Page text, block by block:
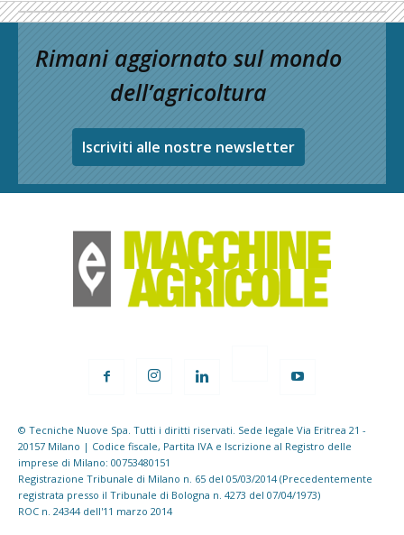
Rimani aggiornato sul mondo
dell’agricoltura
Iscriviti alle nostre newsletter
© Tecniche Nuove Spa. Tutti i diritti riservati. Sede legale Via Eritrea 21 -
20157 Milano | Codice fiscale, Partita IVA e Iscrizione al Registro delle
imprese di Milano: 00753480151
Registrazione Tribunale di Milano n. 65 del 05/03/2014 (Precedentemente
registrata presso il Tribunale di Bologna n. 4273 del 07/04/1973)
ROC n. 24344 dell'11 marzo 2014